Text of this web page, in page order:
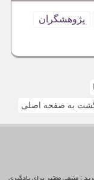
پژوهشگران
به صفحه اصلی